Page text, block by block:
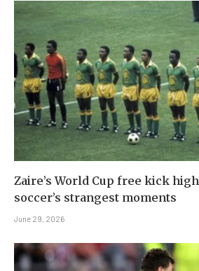
Zaire’s World Cup free kick
soccer’s strangest moments
June 29, 2026